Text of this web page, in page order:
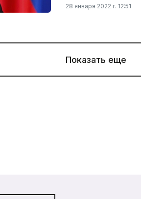
28 января 2022 г. 12:51
Показать еще